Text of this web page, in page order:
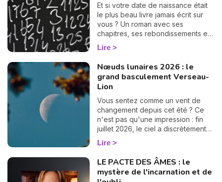
Et si votre date de naissance était
le plus beau livre jamais écrit sur
vous ? Un roman avec ses
chapitres, ses rebondissements et
même quelques cartes cachées
dans la manche. La numérologie
une à une. On vous montre
comment… 🔢
Lire
Nœuds lunaires 2026 : le
grand basculement Verseau-
Lion
Vous sentez comme un vent de
changement depuis cet été ? Ce
n'est pas qu'une impression : fin
juillet 2026, le ciel a discrètement
tourné une grande page. Les
nœuds lunaires ont changé d'axe !
Le nœud nord quitte les Poissons
pour s'installer en Verseau,
pendant que le nœud sud passe
Lire
LE PACTE DES ÂMES : le
mystère de l'incarnation et de